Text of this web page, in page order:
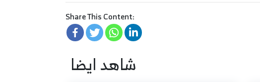
Share This Content:
شاهد ايضا